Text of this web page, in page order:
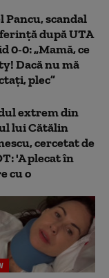
Pancu, scandal
după UTA
0-0: „Mamă, ce
Dacă nu mă
plec”
extrem din
lui Cătălin
cercetat de
'A plecat în
cu o